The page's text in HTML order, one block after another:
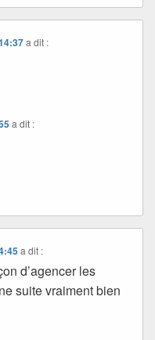
a dit :
a dit :
a dit :
d’agencer les
suite vraiment bien